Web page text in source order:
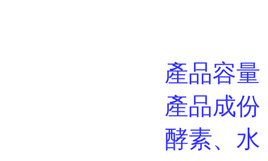
產品容量
產品成
酵素、水